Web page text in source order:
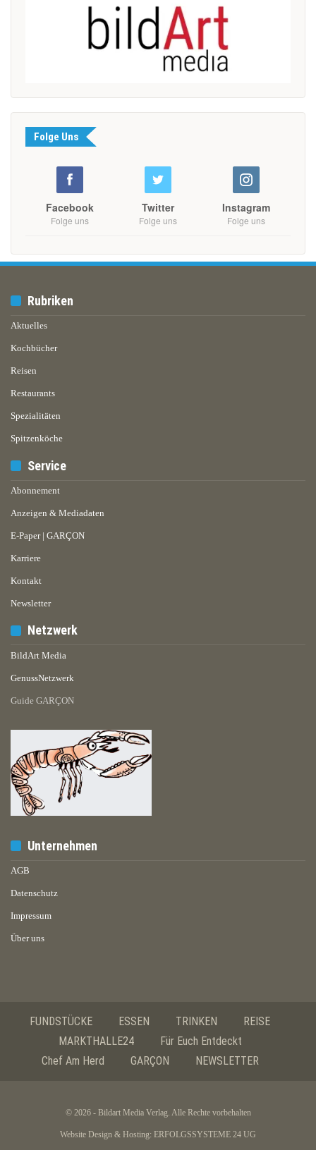
Folge Uns
Facebook
Folge uns
Twitter
Folge uns
Instagram
Folge uns
Rubriken
Aktuelles
Kochbücher
Reisen
Restaurants
Spezialitäten
Spitzenköche
Service
Abonnement
Anzeigen & Mediadaten
E-Paper | GARÇON
Karriere
Kontakt
Newsletter
Netzwerk
BildArt Media
GenussNetzwerk
Guide GARÇON
Unternehmen
AGB
Datenschutz
Impressum
Über uns
FUNDSTÜCKE ESSEN TRINKEN
REISE
MARKTHALLE24
Für Euch Entdeckt
Chef Am Herd
GARÇON NEWSLETTER
© 2026 - Bildart Media Verlag. Alle Rechte vorbehalten
Website Design & Hosting: ERFOLGSSYSTEME 24 UG